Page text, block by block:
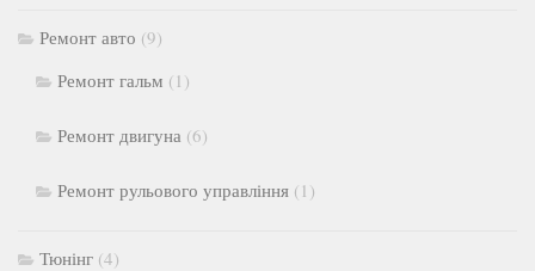
Ремонт авто (9)
Ремонт гальм (1)
Ремонт двигуна (6)
Ремонт рульового управління (1)
Тюнінг (4)